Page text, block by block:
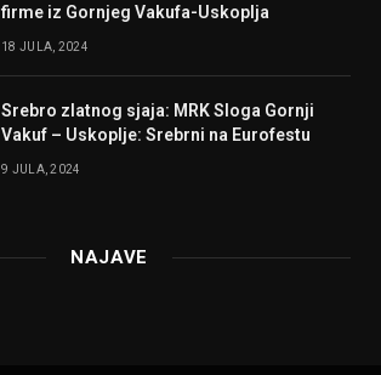
firme iz Gornjeg Vakufa-Uskoplja
18 JULA, 2024
Srebro zlatnog sjaja: MRK Sloga Gornji
Vakuf – Uskoplje: Srebrni na Eurofestu
9 JULA, 2024
NAJAVE